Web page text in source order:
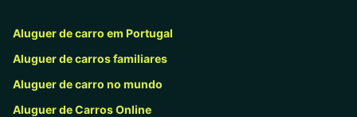
Aluguer de carro em Portugal
Aluguer de carros familiares
Aluguer de carro no mundo
Aluguer de Carros Online